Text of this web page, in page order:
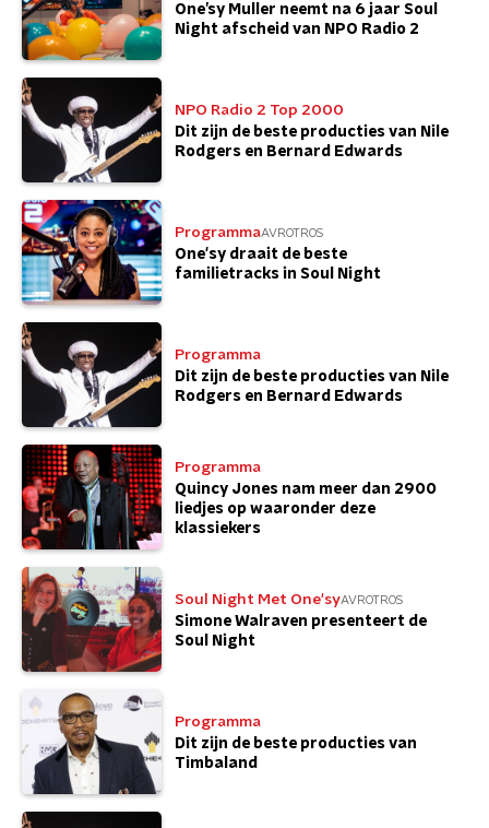
One’sy Muller neemt na 6 jaar Soul
Night afscheid van NPO Radio 2
NPO Radio 2 Top 2000
Dit zijn de beste producties van Nile
Rodgers en Bernard Edwards
ProgrammaAVROTROS
One'sy draait de beste
familietracks in Soul Night
Programma
Dit zijn de beste producties van Nile
Rodgers en Bernard Edwards
Programma
Quincy Jones nam meer dan 2900
liedjes op waaronder deze
klassiekers
Soul Night Met One'syAVROTROS
Simone Walraven presenteert de
Soul Night
Programma
Dit zijn de beste producties van
Timbaland